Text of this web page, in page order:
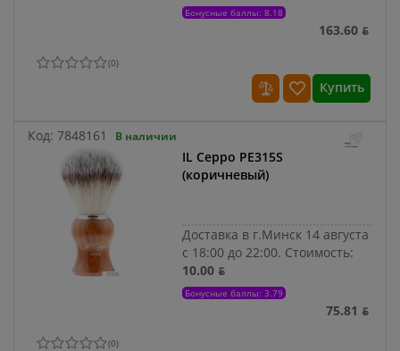
Бонусные баллы: 8.18
163.60 ƃ
(0)
Купить
Код: 7848161 В наличии
IL Ceppo PE315S
(коричневый)
Доставка в г.Минск 14 августа
с 18:00 до 22:00. Стоимость:
10.00 ƃ
Бонусные баллы: 3.79
75.81 ƃ
(0)